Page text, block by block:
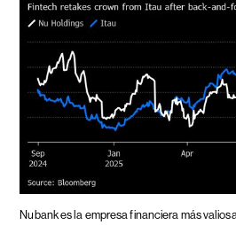
Nubank es la empresa financiera más